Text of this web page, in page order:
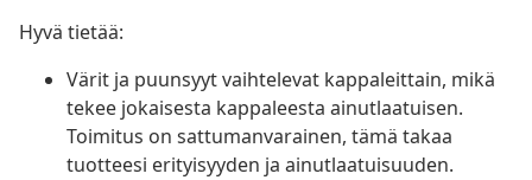
Hyvä tietää:
Värit ja puunsyyt vaihtelevat kappaleittain, mikä
tekee jokaisesta kappaleesta ainutlaatuisen.
Toimitus on sattumanvarainen, tämä takaa
tuotteesi erityisyyden ja ainutlaatuisuuden.